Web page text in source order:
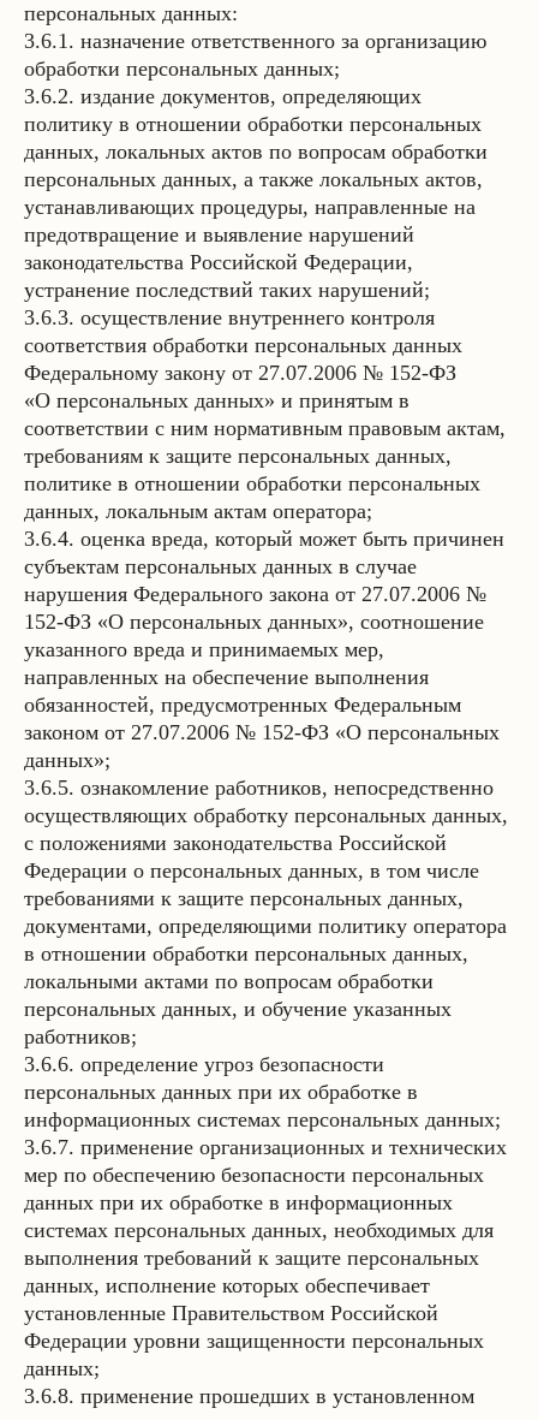
персональных данных:
3.6.1. назначение ответственного за организацию
обработки персональных данных;
3.6.2. издание документов, определяющих
политику в отношении обработки персональных
данных, локальных актов по вопросам обработки
персональных данных, а также локальных актов,
устанавливающих процедуры, направленные на
предотвращение и выявление нарушений
законодательства Российской Федерации,
устранение последствий таких нарушений;
3.6.3. осуществление внутреннего контроля
соответствия обработки персональных данных
Федеральному закону от 27.07.2006 № 152-ФЗ
«О персональных данных» и принятым в
соответствии с ним нормативным правовым актам,
требованиям к защите персональных данных,
политике в отношении обработки персональных
данных, локальным актам оператора;
3.6.4. оценка вреда, который может быть причинен
субъектам персональных данных в случае
нарушения Федерального закона от 27.07.2006 №
152-ФЗ «О персональных данных», соотношение
указанного вреда и принимаемых мер,
направленных на обеспечение выполнения
обязанностей, предусмотренных Федеральным
законом от 27.07.2006 № 152-ФЗ «О персональных
данных»;
3.6.5. ознакомление работников, непосредственно
осуществляющих обработку персональных данных,
с положениями законодательства Российской
Федерации о персональных данных, в том числе
требованиями к защите персональных данных,
документами, определяющими политику оператора
в отношении обработки персональных данных,
локальными актами по вопросам обработки
персональных данных, и обучение указанных
работников;
3.6.6. определение угроз безопасности
персональных данных при их обработке в
информационных системах персональных данных;
3.6.7. применение организационных и технических
мер по обеспечению безопасности персональных
данных при их обработке в информационных
системах персональных данных, необходимых для
выполнения требований к защите персональных
данных, исполнение которых обеспечивает
установленные Правительством Российской
Федерации уровни защищенности персональных
данных;
3.6.8. применение прошедших в установленном